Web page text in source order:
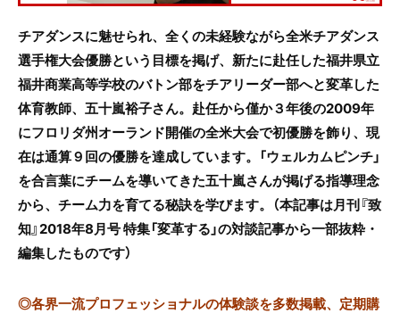
チアダンスに魅せられ、全くの未経験ながら全米チアダンス
選手権大会優勝という目標を掲げ、新たに赴任した福井県立
福井商業高等学校のバトン部をチアリーダー部へと変革した
体育教師、五十嵐裕子さん。赴任から僅か３年後の2009年
にフロリダ州オーランド開催の全米大会で初優勝を飾り、現
在は通算９回の優勝を達成しています。「ウェルカムピンチ」
を合言葉にチームを導いてきた五十嵐さんが掲げる指導理念
から、チーム力を育てる秘訣を学びます。（本記事は月刊『致
知』2018年8月号 特集「変革する」の対談記事から一部抜粋・
編集したものです）
◎各界一流プロフェッショナルの体験談を多数掲載、定期購